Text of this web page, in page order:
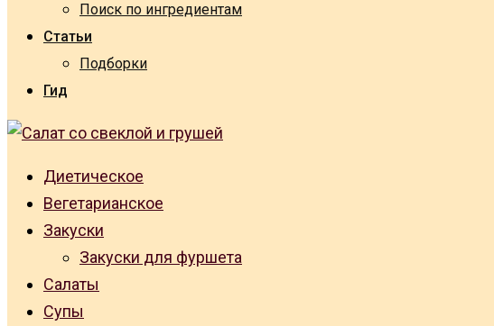
Поиск по ингредиентам
Статьи
Подборки
Гид
Диетическое
Вегетарианское
Закуски
Закуски для фуршета
Салаты
Супы